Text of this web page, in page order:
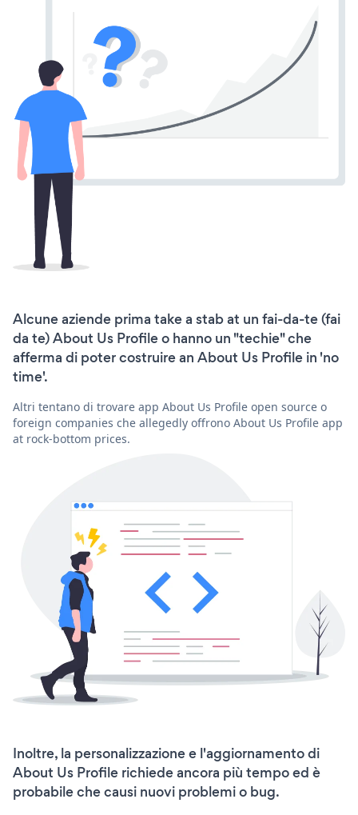
Alcune aziende prima take a stab at un fai-da-te (fai
da te) About Us Profile o hanno un "techie" che
afferma di poter costruire an About Us Profile in 'no
time'.
Altri tentano di trovare app About Us Profile open source o
foreign companies che allegedly offrono About Us Profile app
at rock-bottom prices.
Inoltre, la personalizzazione e l'aggiornamento di
About Us Profile richiede ancora più tempo ed è
probabile che causi nuovi problemi o bug.